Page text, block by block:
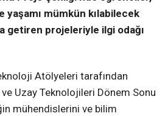
yaşamı mümkün kılabilecek
getiren projeleriyle ilgi odağı
Atölyeleri tarafından
ve Uzay Teknolojileri Dönem Sonu
mühendislerini ve bilim